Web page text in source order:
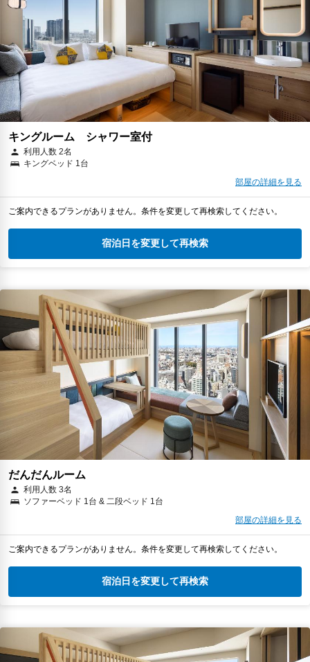
キングルーム シャワー室付
利用人数 2名
キングベッド 1台
部屋の詳細を見る
ご案内できるプランがありません。条件を変更して再検索してください。
宿泊日を変更して再検索
だんだんルーム
利用人数 3名
ソファーベッド 1台 & 二段ベッド 1台
部屋の詳細を見る
ご案内できるプランがありません。条件を変更して再検索してください。
宿泊日を変更して再検索